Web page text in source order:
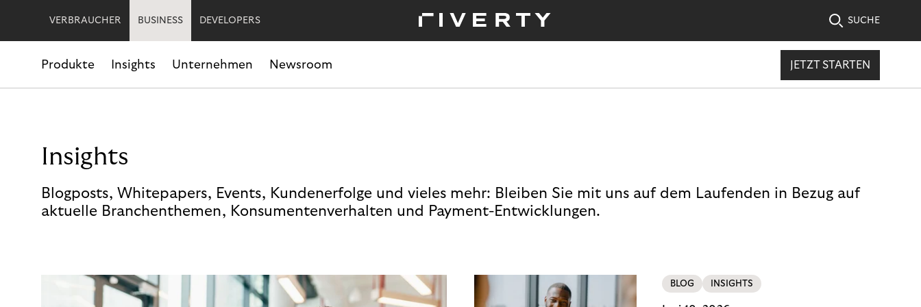
VERBRAUCHER BUSINESS DEVELOPERS SUCHE
Produkte Insights Unternehmen Newsroom JETZT STARTEN
Insights
Blogposts, Whitepapers, Events, Kundenerfolge und vieles mehr: Bleiben Sie mit uns auf dem Laufenden in Bezug auf
aktuelle Branchenthemen, Konsumentenverhalten und Payment-Entwicklungen.
BLOG INSIGHTS